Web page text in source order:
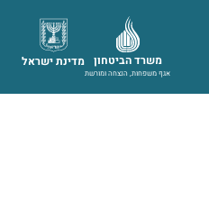
מדינת ישראל משרד הביטחון
אגף משפחות, הנצחה ומורשת